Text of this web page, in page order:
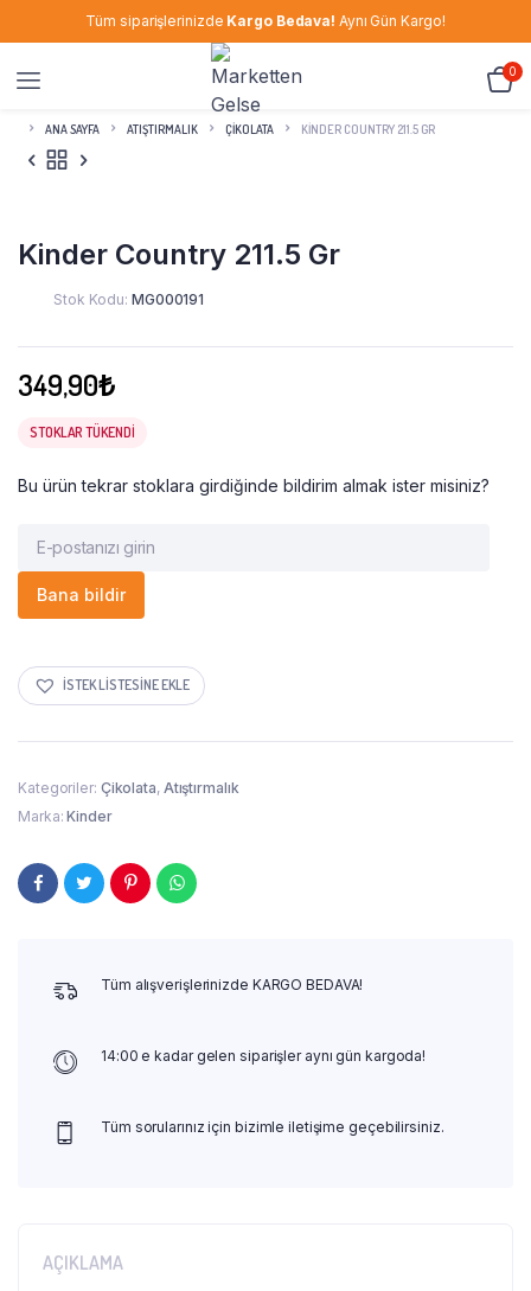
Tüm siparişlerinizde Kargo Bedava! Aynı Gün Kargo!
0
ANA SAYFA ATIŞTIRMALIK ÇIKOLATA KINDER COUNTRY 211.5 GR
Kinder Country 211.5 Gr
Stok Kodu: MG000191
349,90₺
STOKLAR TÜKENDI
Bu ürün tekrar stoklara girdiğinde bildirim almak ister misiniz?
Bana bildir
İSTEK LISTESINE EKLE
Kategoriler: Çikolata, Atıştırmalık
Marka:Kinder
Tüm alışverişlerinizde KARGO BEDAVA!
14:00 e kadar gelen siparişler aynı gün kargoda!
Tüm sorularınız için bizimle iletişime geçebilirsiniz.
AÇIKLAMA